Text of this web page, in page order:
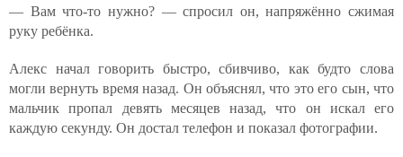
— Вам что-то нужно? — спросил он, напряжённо сжимая
руку ребёнка.
Алекс начал говорить быстро, сбивчиво, как будто слова
могли вернуть время назад. Он объяснял, что это его сын, что
мальчик пропал девять месяцев назад, что он искал его
каждую секунду. Он достал телефон и показал фотографии.